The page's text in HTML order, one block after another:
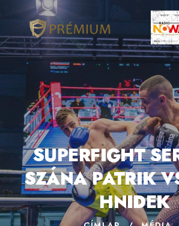
SUPERFIGHT
SZÁNA PATRIK
HNIDEK